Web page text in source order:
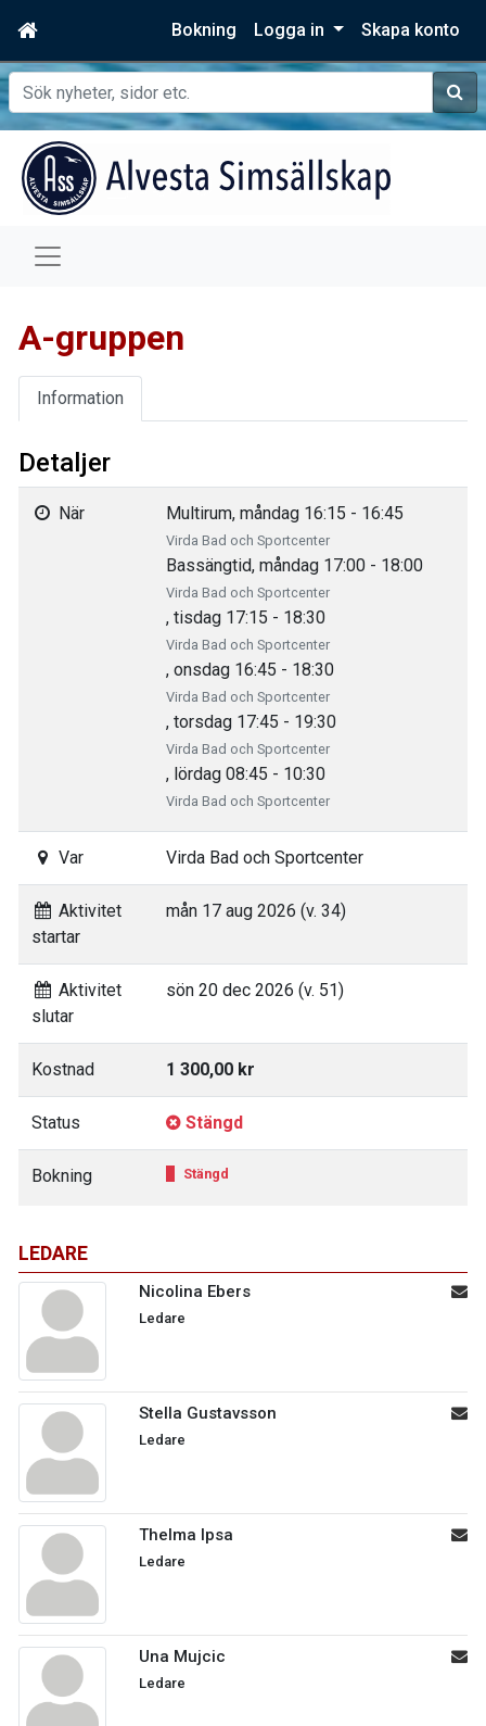
Bokning Logga in Skapa konto
Sök
LEDARE
Nicolina Ebers
Ledare
Stella Gustavsson
Ledare
Thelma Ipsa
Ledare
Una Mujcic
Ledare
A-gruppen
Information
Detaljer
När Multirum, måndag 16:15 - 16:45
Virda Bad och Sportcenter
Bassängtid, måndag 17:00 - 18:00
Virda Bad och Sportcenter
, tisdag 17:15 - 18:30
Virda Bad och Sportcenter
, onsdag 16:45 - 18:30
Virda Bad och Sportcenter
, torsdag 17:45 - 19:30
Virda Bad och Sportcenter
, lördag 08:45 - 10:30
Virda Bad och Sportcenter
Var Virda Bad och Sportcenter
Aktivitet
startar
mån 17 aug 2026 (v. 34)
Aktivitet
slutar
sön 20 dec 2026 (v. 51)
Kostnad 1 300,00 kr
Status Stängd
Bokning Stängd